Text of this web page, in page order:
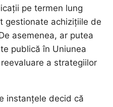
pe termen lung
gestionate achizițiile de
asemenea, ar putea
publică în Uniunea
a strategiilor
instanțele decid că